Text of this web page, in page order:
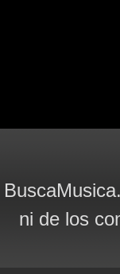
ni de los